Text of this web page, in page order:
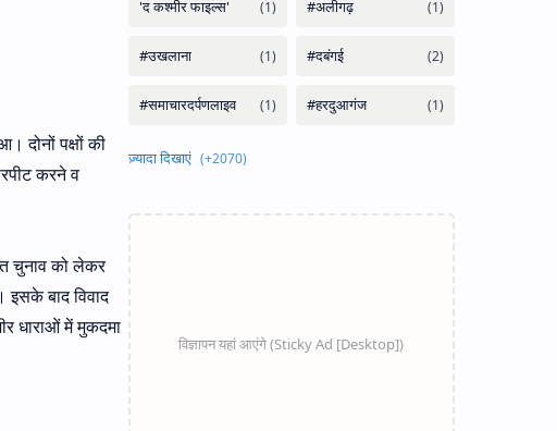
दोनों पक्षों की
करने व
चुनाव को लेकर
इसके बाद विवाद
धाराओं में मुकदमा